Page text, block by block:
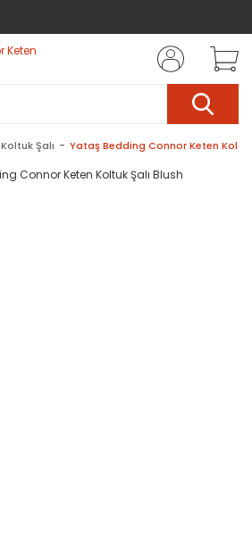
Koltuk Şalı Yataş Bedding Connor Keten Koltuk